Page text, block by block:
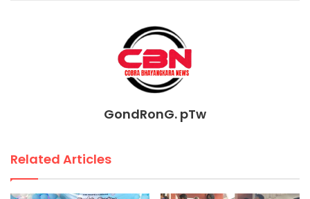
GondRonG. pTw
Related Articles